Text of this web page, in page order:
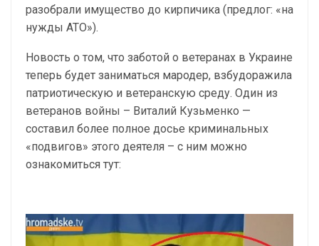
разобрали имущество до кирпичика (предлог: «на
нужды АТО»).
Новость о том, что заботой о ветеранах в Украине
теперь будет заниматься мародер, взбудоражила
патриотическую и ветеранскую среду. Один из
ветеранов войны – Виталий Кузьменко —
составил более полное досье криминальных
«подвигов» этого деятеля – с ним можно
ознакомиться тут: